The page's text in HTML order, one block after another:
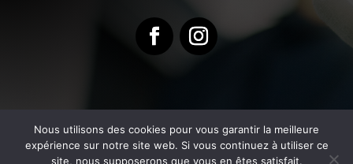
CopryrightMARMOUSEZ Cyril Électricité–Mentions
Nous utilisons des cookies pour vous garantir la meilleure
expérience sur notre site web. Si vous continuez à utiliser ce
site, nous supposerons que vous en êtes satisfait.